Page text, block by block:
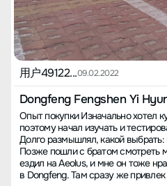
были на уровне, если возникают
остальное не важно. Это везде
рынка послепродажного обслуживания.
ремонта:** Первое ТО бесплатное, пока ещё не проходил,
проблема с шкивом, эвакуация и
дилерского центра, так и должно быть. **Запас хода:**
хода нормальный, учитывая
обеспечивает 500 км независимо от
автомобиля:** В первый же день после покупки поцарапал
машину. Будучи новичком, потом
решил просто подкопить,
уладить сами. Также за месяц
во дворе. Очень жалею свои диски. Мне всё-таки
марка Dongfeng, надеюсь, что
Не требую многого, просто
об этой машине, только в общих
я объяснял ему. В итоге, замена
задачей, и было много мелких
подробно рассказывать, так как
литературного таланта. (Если
Хунани, добавьте меня, хочу
покупки】 Цена автомобиля
около 10,000 (точно не помню,
сумму), за "Бело-белый" доплата
превышала 4,300, номерная
залог 500, заем 84,000 на три
около 3,400. Скидка 2000 была
124,780 юаней. (Некоторые
итоговая стоимость именно
вождения】 На низких скоростях
用户49122...09.02.2022
Dongfeng Fengshen Yi
Опыт покупки Изначально хотел купить автомобиль класса B,
поэтому начал изучать и
Долго размышлял, какой
Позже пошли с братом смотреть
ездил на Aeolus, и мне он тоже
в Dongfeng. Там сразу же